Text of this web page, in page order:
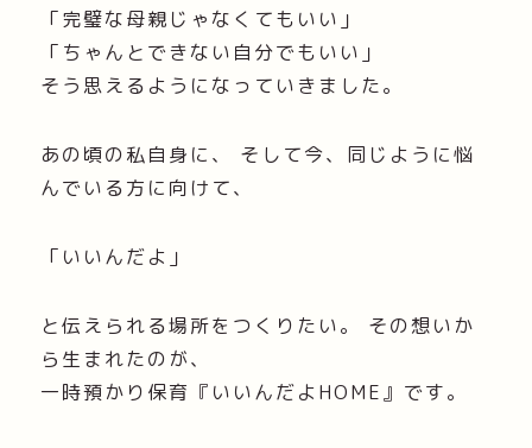
「完璧な母親じゃなくてもいい」
「ちゃんとできない自分でもいい」
そう思えるようになっていきました。
あの頃の私自身に、 そして今、同じように悩
んでいる方に向けて、
「いいんだよ」
と伝えられる場所をつくりたい。 その想いか
ら生まれたのが、
一時預かり保育『いいんだよHOME』です。